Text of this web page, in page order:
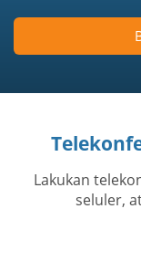
Lakukan
seluler,